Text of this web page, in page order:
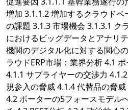
増加 3.1.1.2 増加するクラウド
の課題 3.1.3 市場機会 3.1.3.1 ク
におけるビッグデータとアナリ
機関のデジタル化に対する関心
ラウドERP市場：業界分析 4.1
4.1.1 サプライヤーの交渉力
規参入の脅威 4.1.4 代替品の脅
4.2 ポーターの5フォースモデル